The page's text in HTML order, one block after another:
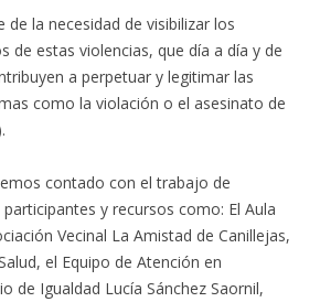
de la necesidad de visibilizar los
de estas violencias, que día a día y de
a perpetuar y legitimar las
como la violación o el asesinato de
contado con el trabajo de
y recursos como: El Aula
Vecinal La Amistad de Canillejas,
el Equipo de Atención en
de Igualdad Lucía Sánchez Saornil,